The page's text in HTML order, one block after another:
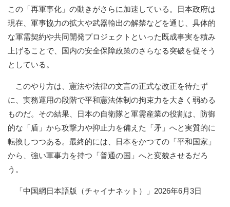
この「再軍事化」の動きがさらに加速している。日本政府は
現在、軍事協力の拡大や武器輸出の解禁などを通じ、具体的
な軍需契約や共同開発プロジェクトといった既成事実を積み
上げることで、国内の安全保障政策のさらなる突破を促そう
としている。
このやり方は、憲法や法律の文言の正式な改正を待たず
に、実務運用の段階で平和憲法体制の拘束力を大きく弱める
ものだ。その結果、日本の自衛隊と軍需産業の役割は、防御
的な「盾」から攻撃力や抑止力を備えた「矛」へと実質的に
転換しつつある。最終的には、日本をかつての「平和国家」
から、強い軍事力を持つ「普通の国」へと変貌させるだろ
う。
「中国網日本語版（チャイナネット）」2026年6月3日